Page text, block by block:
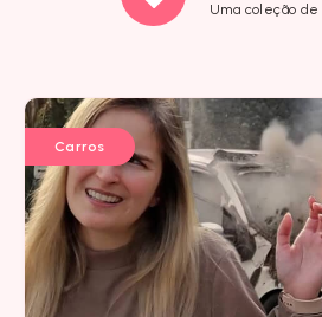
Uma coleção de
Carros